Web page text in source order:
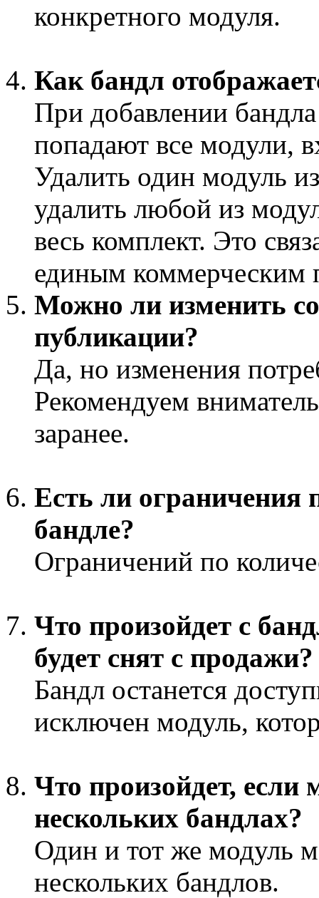
конкретного модуля.
Как бандл
При добавлении
попадают все модули,
Удалить один модуль
удалить любой из
весь комплект. Это
единым коммерческим
Можно ли изменить
публикации?
Да, но изменения
Рекомендуем
заранее.
Есть ли ограничения
бандле?
Ограничений по
Что произойдет с
будет снят с продажи?
Бандл останется
исключен модуль,
Что произойдет, если
нескольких бандлах?
Один и тот же модуль
нескольких бандлов.